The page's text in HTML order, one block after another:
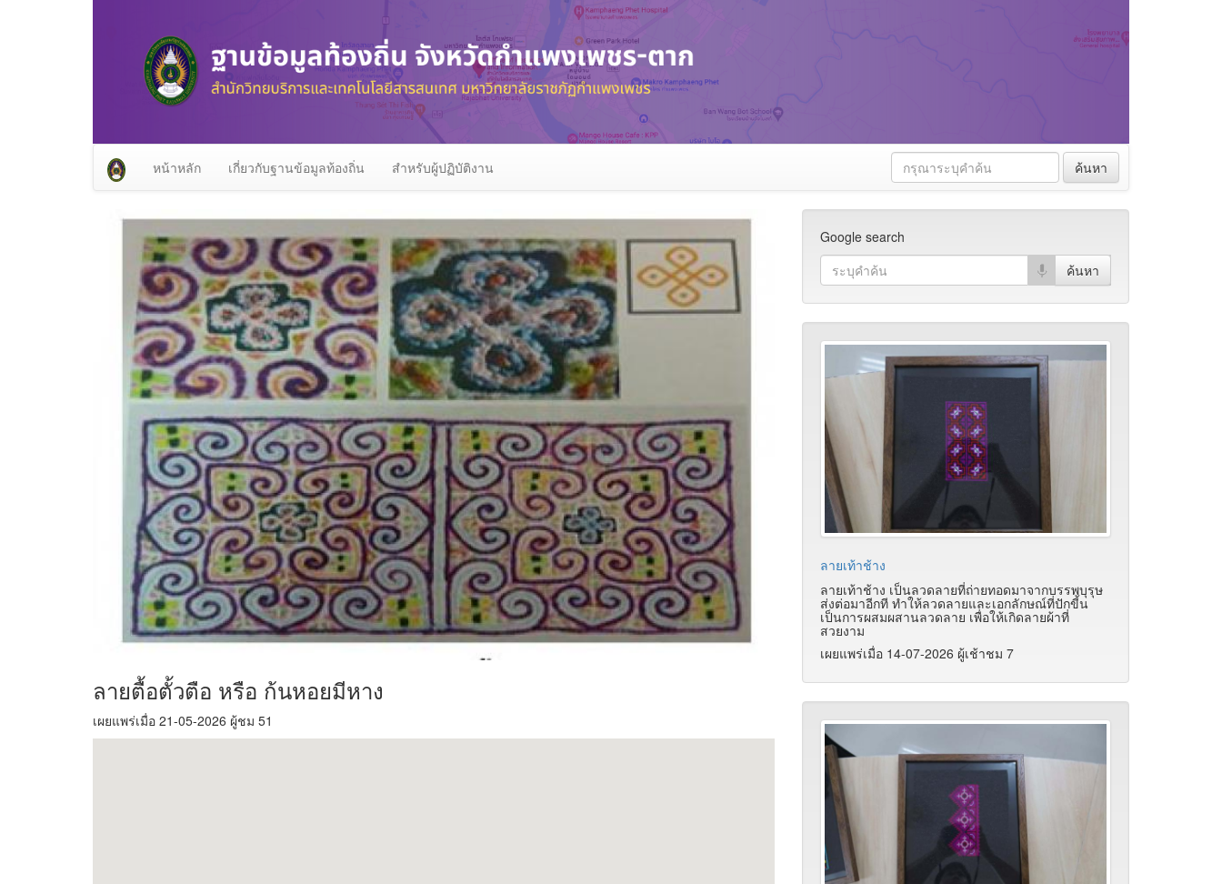
หน้าหลัก เกี่ยวกับฐานข้อมูลท้องถิ่น สำหรับผู้ปฏิบัติงาน ค้นหา
ลายตื้อตั้วตือ หรือ ก้นหอยมีหาง
เผยแพร่เมื่อ 21-05-2026 ผู้ชม 51
Google search
ลายเท้าช้าง
ลายเท้าช้าง เป็นลวดลายที่ถ่ายทอดมาจากบรรพบุรุษ
ส่งต่อมาอีกที ทำให้ลวดลายและเอกลักษณ์ที่ปักขี้น
เป็นการผสมผสานลวดลาย เพื่อให้เกิดลายผ้าที่
สวยงาม
เผยแพร่เมื่อ 14-07-2026 ผู้เช้าชม 7